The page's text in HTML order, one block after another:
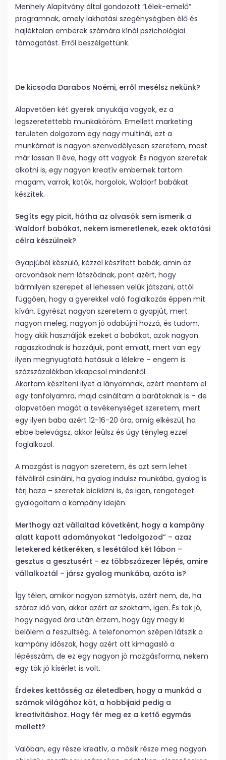
Menhely Alapítvány által gondozott “Lélek-emelő”
programnak, amely lakhatási szegénységben élő és
hajléktalan emberek számára kínál pszichológiai
támogatást. Erről beszélgettünk.
De kicsoda Darabos Noémi, erről mesélsz nekünk?
Alapvetően két gyerek anyukája vagyok, ez a
legszeretettebb munkaköröm. Emellett marketing
területen dolgozom egy nagy multinál, ezt a
munkámat is nagyon szenvedélyesen szeretem, most
már lassan 11 éve, hogy ott vagyok. És nagyon szeretek
alkotni is, egy nagyon kreatív embernek tartom
magam, varrok, kötök, horgolok, Waldorf babákat
készítek.
Segíts egy picit, hátha az olvasók sem ismerik a
Waldorf babákat, nekem ismeretlenek, ezek oktatási
célra készülnek?
Gyapjúból készülő, kézzel készített babák, amin az
arcvonások nem látszódnak, pont azért, hogy
bármilyen szerepet el lehessen velük játszani, attól
függően, hogy a gyerekkel való foglalkozás éppen mit
kíván. Egyrészt nagyon szeretem a gyapjút, mert
nagyon meleg, nagyon jó odabújni hozzá, és tudom,
hogy akik használják ezeket a babákat, azok nagyon
ragaszkodnak is hozzájuk, pont emiatt, mert van egy
ilyen megnyugtató hatásuk a lélekre – engem is
százszázalékban kikapcsol mindentől.
Akartam készíteni ilyet a lányomnak, azért mentem el
egy tanfolyamra, majd csináltam a barátoknak is – de
alapvetően magát a tevékenységet szeretem, mert
egy ilyen baba azért 12-16-20 óra, amíg elkészül, ha
ebbe belevágsz, akkor leülsz és úgy tényleg ezzel
foglalkozol.
A mozgást is nagyon szeretem, és azt sem lehet
félvállról csinálni, ha gyalog indulsz munkába, gyalog is
térj haza – szeretek biciklizni is, és igen, rengeteget
gyalogoltam a kampány idején.
Merthogy azt vállaltad követként, hogy a kampány
alatt kapott adományokat “ledolgozod” – azaz
letekered kétkeréken, s lesétálod két lábon –
gesztus a gesztusért – ez többszázezer lépés, amire
vállalkoztál – jársz gyalog munkába, azóta is?
Így télen, amikor nagyon szmötyis, azért nem, de, ha
száraz idő van, akkor azért az szoktam, igen. És tök jó,
hogy negyed óra után érzem, hogy úgy megy ki
belőlem a feszültség. A telefonomon szépen látszik a
kampány időszak, hogy azért ott kimagasló a
lépésszám, de ez egy nagyon jó mozgásforma, nekem
egy tök jó kísérlet is volt.
Érdekes kettősség az életedben, hogy a munkád a
számok világához köt, a hobbijaid pedig a
kreativitáshoz. Hogy fér meg ez a kettő egymás
mellett?
Valóban, egy része kreatív, a másik része meg nagyon